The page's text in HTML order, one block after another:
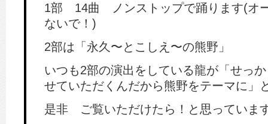
1部 14曲 ノンストップで踊ります(オ
ないで！)
2部は「永久〜とこしえ〜の熊野」
いつも2部の演出をしている龍が「せっ
せていただくんだから熊野をテーマに」
是非 ご覧いただけたら！と思っていま